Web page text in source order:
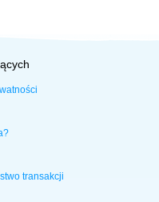
transakcji